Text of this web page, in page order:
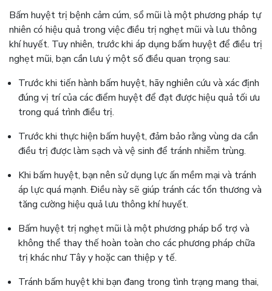
Bấm huyệt trị bệnh cảm cúm, sổ mũi là một phương pháp tự
nhiên có hiệu quả trong việc điều trị nghẹt mũi và lưu thông
khí huyết. Tuy nhiên, trước khi áp dụng bấm huyệt để điều trị
nghẹt mũi, bạn cần lưu ý một số điều quan trọng sau:
Trước khi tiến hành bấm huyệt, hãy nghiên cứu và xác định
đúng vị trí của các điểm huyệt để đạt được hiệu quả tối ưu
trong quá trình điều trị.
Trước khi thực hiện bấm huyệt, đảm bảo rằng vùng da cần
điều trị được làm sạch và vệ sinh để tránh nhiễm trùng.
Khi bấm huyệt, bạn nên sử dụng lực ấn mềm mại và tránh
áp lực quá mạnh. Điều này sẽ giúp tránh các tổn thương và
tăng cường hiệu quả lưu thông khí huyết.
Bấm huyệt trị nghẹt mũi là một phương pháp bổ trợ và
không thể thay thế hoàn toàn cho các phương pháp chữa
trị khác như Tây y hoặc can thiệp y tế.
Tránh bấm huyệt khi bạn đang trong tình trạng mang thai,